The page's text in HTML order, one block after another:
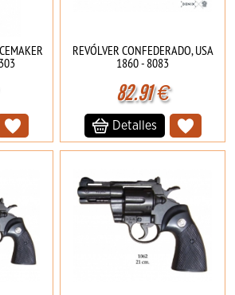
REVÓLVER CONFEDERADO, USA
1860 - 8083
82.91€
Detalles